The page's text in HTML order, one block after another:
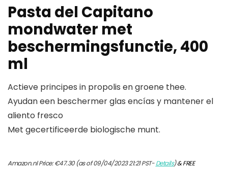
Pasta del Capitano
mondwater met
beschermingsfunctie, 400
ml
Actieve principes in propolis en groene thee.
Ayudan een beschermer glas encías y mantener el
aliento fresco
Met gecertificeerde biologische munt.
Amazon.nl Price:€47.30(as of 09/04/2023 21:21 PST-Details)&FREE